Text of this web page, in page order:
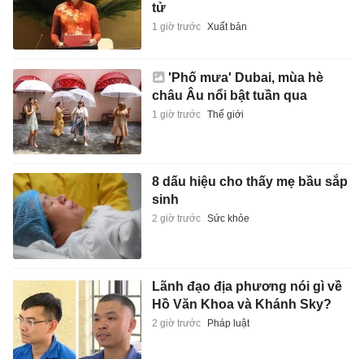
tử
1 giờ trước Xuất bản
'Phố mưa' Dubai, mùa hè
châu Âu nổi bật tuần qua
1 giờ trước Thế giới
8 dấu hiệu cho thấy mẹ bầu sắp
sinh
2 giờ trước Sức khỏe
Lãnh đạo địa phương nói gì về
Hồ Văn Khoa và Khánh Sky?
2 giờ trước Pháp luật